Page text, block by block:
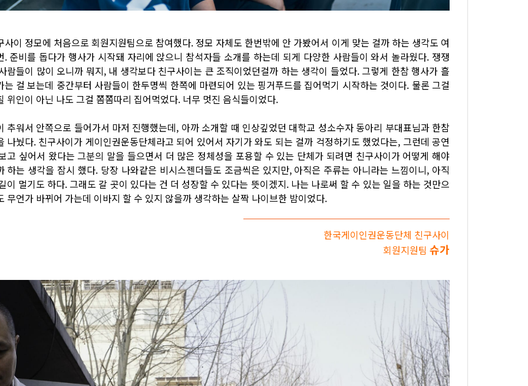
사이 정모에 처음으로 회원지원팀으로 참여했다. 정모 자체도 한번밖에 안 가봤어서 이게 맞는 걸까 하는 생각도 여
. 준비를 돕다가 행사가 시작돼 자리에 앉으니 참석자들 소개를 하는데 되게 다양한 사람들이 와서 놀라웠다. 쟁쟁
람들이 많이 오니까 뭐지, 내 생각보다 친구사이는 큰 조직이었던걸까 하는 생각이 들었다. 그렇게 한참 행사가 흘
는 걸 보는데 중간부터 사람들이 한두명씩 한쪽에 마련되어 있는 핑거푸드를 집어먹기 시작하는 것이다. 물론 그걸
위인이 아닌 나도 그걸 쫌쫌따리 집어먹었다. 너무 멋진 음식들이었다.
추워서 안쪽으로 들어가서 마저 진행했는데, 아까 소개할 때 인상깊었던 대학교 성소수자 동아리 부대표님과 한참
나눴다. 친구사이가 게이인권운동단체라고 되어 있어서 자기가 와도 되는 걸까 걱정하기도 했었다는, 그런데 공연
고 싶어서 왔다는 그분의 말을 들으면서 더 많은 정체성을 포용할 수 있는 단체가 되려면 친구사이가 어떻게 해야
하는 생각을 잠시 했다. 당장 나와같은 비시스젠더들도 조금씩은 있지만, 아직은 주류는 아니라는 느낌이니, 아직
이 멀기도 하다. 그래도 갈 곳이 있다는 건 더 성장할 수 있다는 뜻이겠지. 나는 나로써 할 수 있는 일을 하는 것만으
무언가 바뀌어 가는데 이바지 할 수 있지 않을까 생각하는 살짝 나이브한 밤이었다.
한국게이인권운동단체 친구사이
회원지원팀 슈가